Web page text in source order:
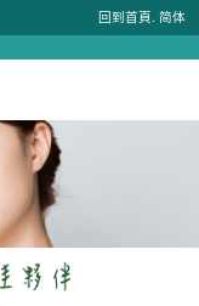
回到首頁. 简体